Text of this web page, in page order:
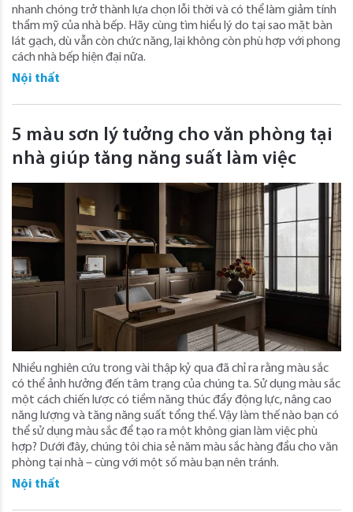
nhanh chóng trở thành lựa chọn lỗi thời và có thể làm giảm tính
thẩm mỹ của nhà bếp. Hãy cùng tìm hiểu lý do tại sao mặt bàn
lát gạch, dù vẫn còn chức năng, lại không còn phù hợp với phong
cách nhà bếp hiện đại nữa.
Nội thất
5 màu sơn lý tưởng cho văn phòng tại
nhà giúp tăng năng suất làm việc
Nhiều nghiên cứu trong vài thập kỷ qua đã chỉ ra rằng màu sắc
có thể ảnh hưởng đến tâm trạng của chúng ta. Sử dụng màu sắc
một cách chiến lược có tiềm năng thúc đẩy động lực, nâng cao
năng lượng và tăng năng suất tổng thể. Vậy làm thế nào bạn có
thể sử dụng màu sắc để tạo ra một không gian làm việc phù
hợp? Dưới đây, chúng tôi chia sẻ năm màu sắc hàng đầu cho văn
phòng tại nhà – cùng với một số màu bạn nên tránh.
Nội thất